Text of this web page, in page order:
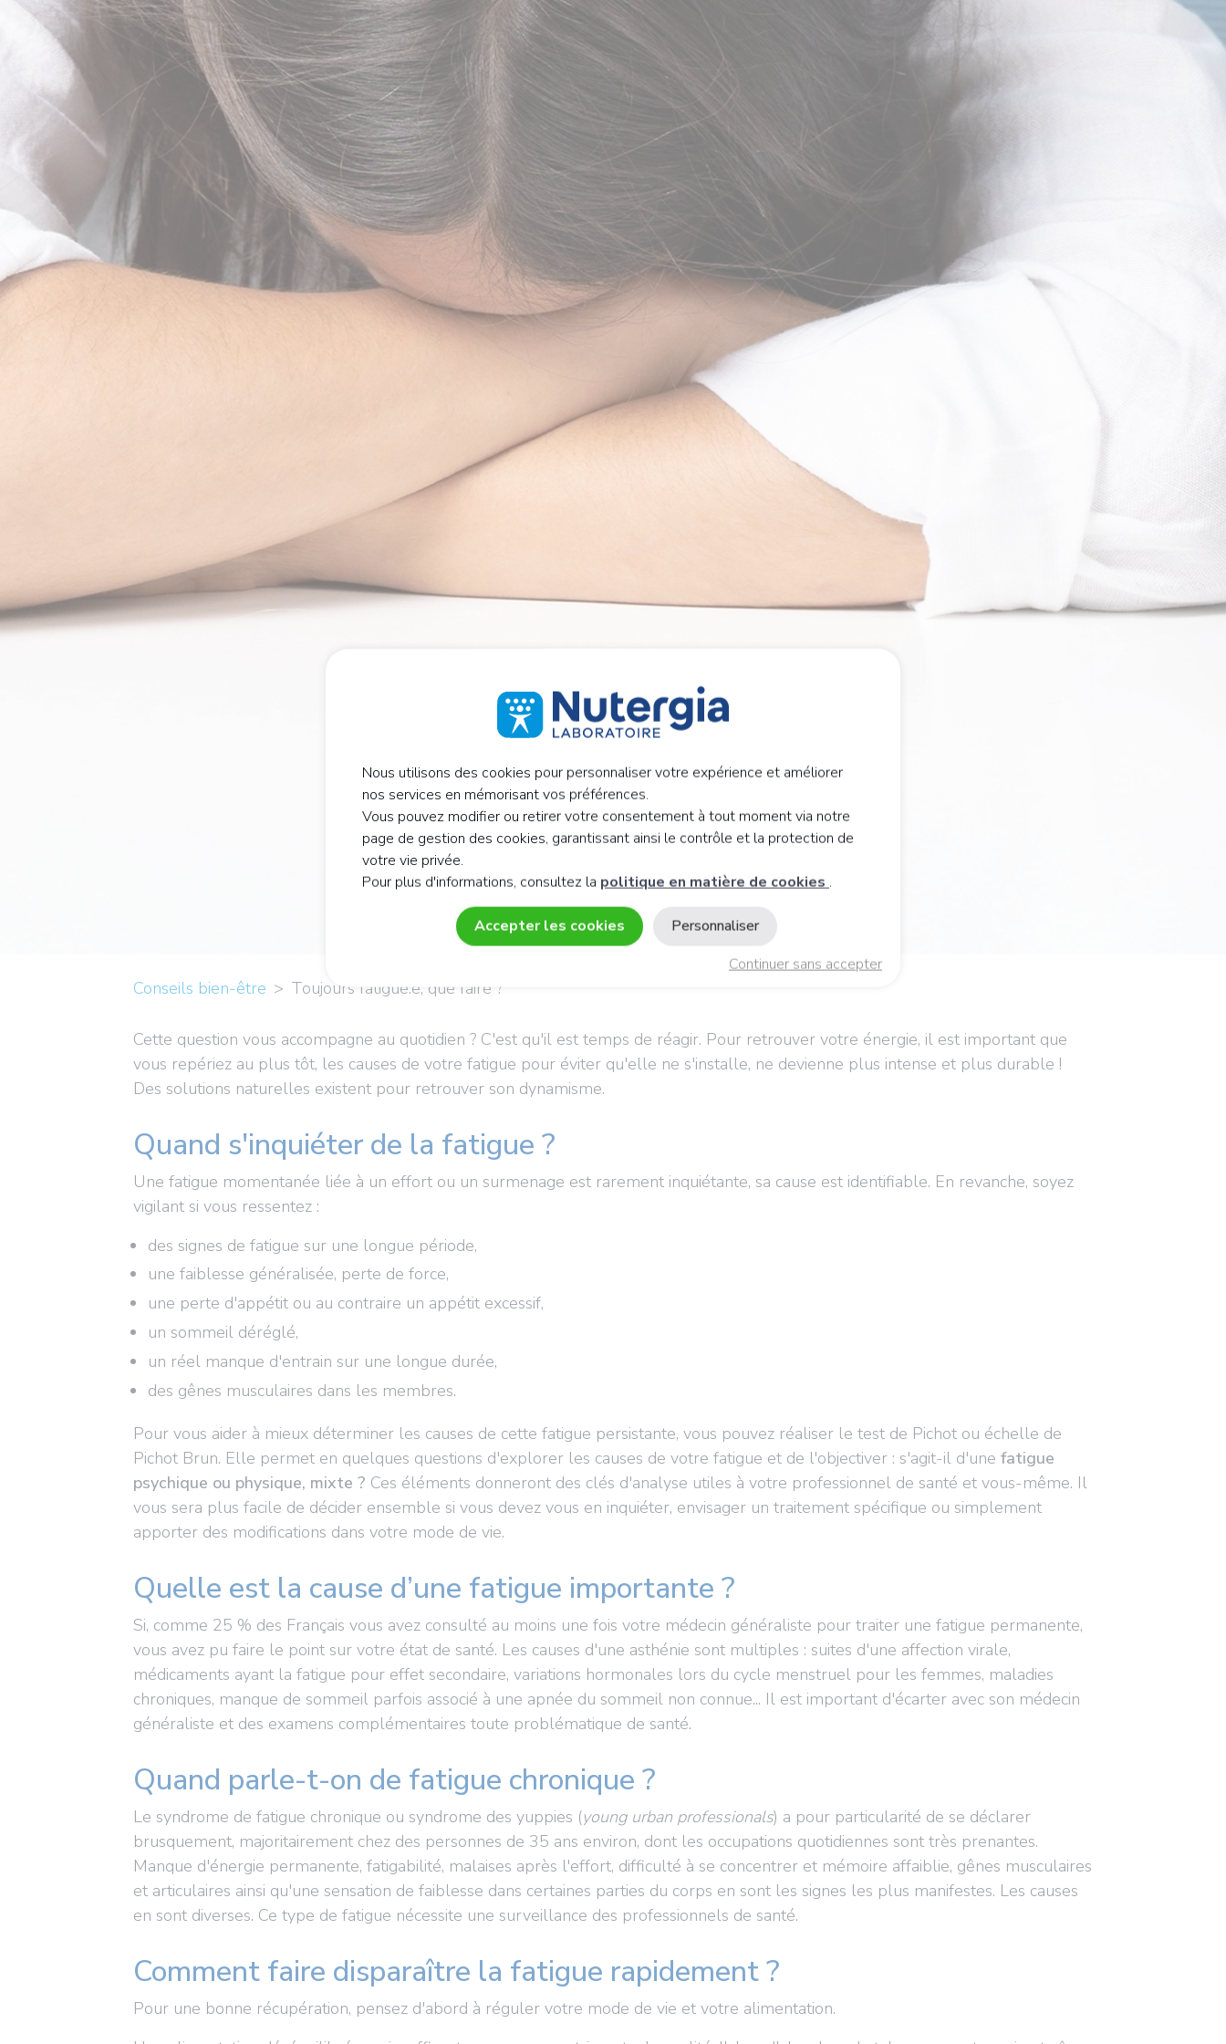
Conseils bien-être Toujours fatigué.e, que faire ?
Cette question vous accompagne au quotidien ? C'est qu'il est temps de réagir. Pour retrouver votre énergie, il est important que
vous repériez au plus tôt, les causes de votre fatigue pour éviter qu'elle ne s'installe, ne devienne plus intense et plus durable !
Des solutions naturelles existent pour retrouver son dynamisme.
Quand s'inquiéter de la fatigue ?
Une fatigue momentanée liée à un effort ou un surmenage est rarement inquiétante, sa cause est identifiable. En revanche, soyez
vigilant si vous ressentez :
des signes de fatigue sur une longue période,
une faiblesse généralisée, perte de force,
une perte d'appétit ou au contraire un appétit excessif,
un sommeil déréglé,
un réel manque d'entrain sur une longue durée,
des gênes musculaires dans les membres.
Pour vous aider à mieux déterminer les causes de cette fatigue persistante, vous pouvez réaliser le test de Pichot ou échelle de
Pichot Brun. Elle permet en quelques questions d'explorer les causes de votre fatigue et de l'objectiver : s'agit-il d'une fatigue
psychique ou physique, mixte ? Ces éléments donneront des clés d'analyse utiles à votre professionnel de santé et vous-même. Il
vous sera plus facile de décider ensemble si vous devez vous en inquiéter, envisager un traitement spécifique ou simplement
apporter des modifications dans votre mode de vie.
Quelle est la cause d’une fatigue importante ?
Si, comme 25 % des Français vous avez consulté au moins une fois votre médecin généraliste pour traiter une fatigue permanente,
vous avez pu faire le point sur votre état de santé. Les causes d'une asthénie sont multiples : suites d'une affection virale,
médicaments ayant la fatigue pour effet secondaire, variations hormonales lors du cycle menstruel pour les femmes, maladies
chroniques, manque de sommeil parfois associé à une apnée du sommeil non connue... Il est important d'écarter avec son médecin
généraliste et des examens complémentaires toute problématique de santé.
Quand parle-t-on de fatigue chronique ?
Le syndrome de fatigue chronique ou syndrome des yuppies (young urban professionals) a pour particularité de se déclarer
brusquement, majoritairement chez des personnes de 35 ans environ, dont les occupations quotidiennes sont très prenantes.
Manque d'énergie permanente, fatigabilité, malaises après l'effort, difficulté à se concentrer et mémoire affaiblie, gênes musculaires
et articulaires ainsi qu'une sensation de faiblesse dans certaines parties du corps en sont les signes les plus manifestes. Les causes
en sont diverses. Ce type de fatigue nécessite une surveillance des professionnels de santé.
Comment faire disparaître la fatigue rapidement ?
Pour une bonne récupération, pensez d'abord à réguler votre mode de vie et votre alimentation.
Nous utilisons des cookies pour personnaliser votre expérience et améliorer
nos services en mémorisant vos préférences.
Vous pouvez modifier ou retirer votre consentement à tout moment via notre
page de gestion des cookies, garantissant ainsi le contrôle et la protection de
votre vie privée.
Pour plus d'informations, consultez la politique en matière de cookies .
Accepter les cookies
Continuer sans accepter
Personnaliser